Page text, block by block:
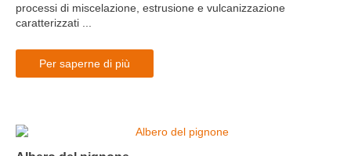
processi di miscelazione, estrusione e vulcanizzazione
caratterizzati ...
Per saperne di più